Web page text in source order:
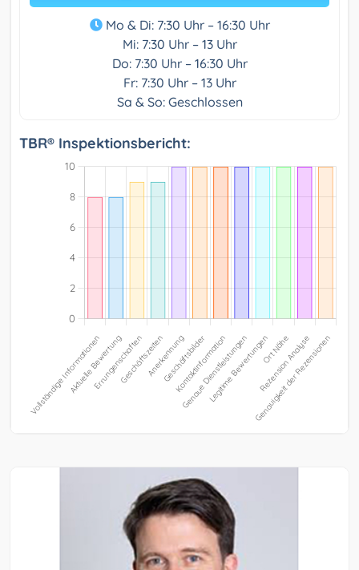
Mo & Di: 7:30 Uhr – 16:30 Uhr
Mi: 7:30 Uhr – 13 Uhr
Do: 7:30 Uhr – 16:30 Uhr
Fr: 7:30 Uhr – 13 Uhr
Sa & So: Geschlossen
TBR® Inspektionsbericht: